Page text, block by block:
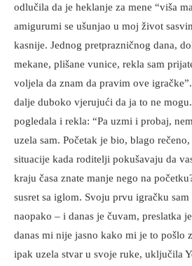
odlučila da je heklanje za mene “viša
amigurumi se ušunjao u moj život
kasnije. Jednog pretprazničnog dana,
mekane, plišane vunice, rekla sam
voljela da znam da pravim ove
dalje duboko vjerujući da ja to ne
pogledala i rekla: “Pa uzmi i probaj,
uzela sam. Početak je bio, blago
situacije kada roditelji pokušavaju da
kraju časa znate manje nego na
susret sa iglom. Svoju prvu igračku
naopako – i danas je čuvam, preslatka
danas mi nije jasno kako mi je to pošlo
ipak uzela stvar u svoje ruke, uključila